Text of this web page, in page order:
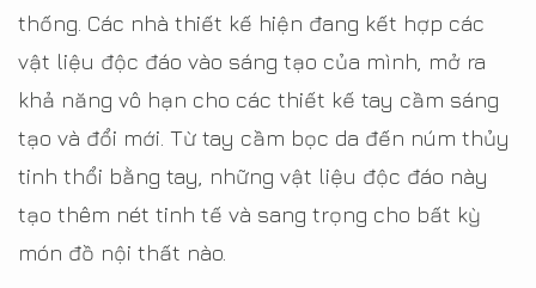
thống. Các nhà thiết kế hiện đang kết hợp các
vật liệu độc đáo vào sáng tạo của mình, mở ra
khả năng vô hạn cho các thiết kế tay cầm sáng
tạo và đổi mới. Từ tay cầm bọc da đến núm thủy
tinh thổi bằng tay, những vật liệu độc đáo này
tạo thêm nét tinh tế và sang trọng cho bất kỳ
món đồ nội thất nào.